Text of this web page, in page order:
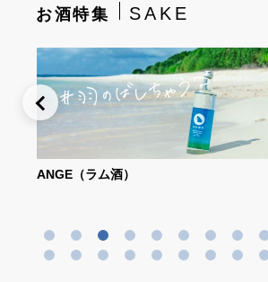
お酒特集 SAKE
ANGE（ラム酒）